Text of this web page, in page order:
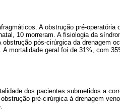
A obstrução pré-operatória
10 morreram. A fisiologia da
pós-cirúrgica da drenagem
mortalidade geral foi de 31%, com
dos pacientes submetidos a
pré-cirúrgica à drenagem